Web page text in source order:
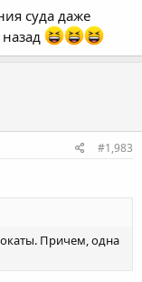
суда даже
#1,983
Причем, одна